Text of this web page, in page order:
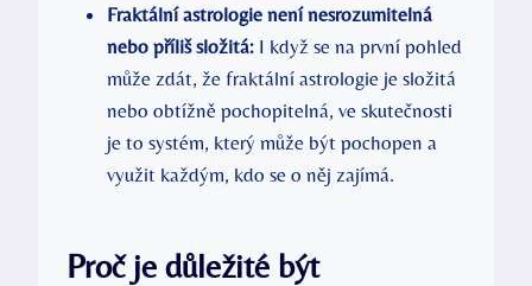
Fraktální astrologie není nesrozumitelná
nebo⁢ příliš⁤ složitá: I ​když se ⁢na první‌ pohled
může zdát, že fraktální astrologie je složitá
nebo ⁣obtížně pochopitelná, ve ⁤skutečnosti
je to systém, který může být pochopen a
využit každým, kdo se o něj zajímá.
Proč je⁢ důležité být